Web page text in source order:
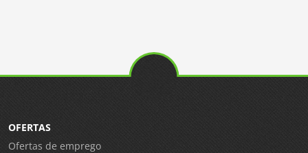
OFERTAS
Ofertas de emprego